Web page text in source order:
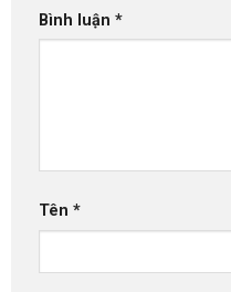
Bình luận *
Tên *